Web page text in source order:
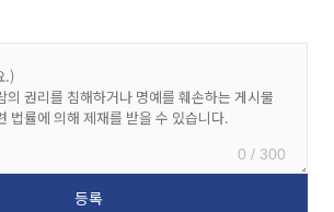
0 / 300